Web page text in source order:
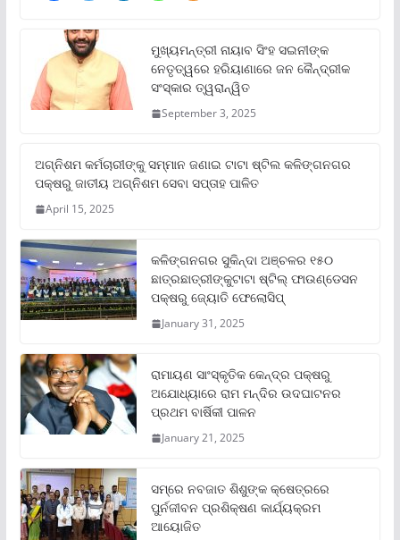
ମୁଖ୍ୟମନ୍ତ୍ରୀ ନାୟାବ ସିଂହ ସଇନୀଙ୍କ
ନେତୃତ୍ୱରେ ହରିୟାଣାରେ ଜନ କୈନ୍ଦ୍ରୀକ
ସଂସ୍କାର ତ୍ୱରାନ୍ୱିତ
September 3, 2025
ଅଗ୍ନିଶମ କର୍ମଚାରୀଙ୍କୁ ସମ୍ମାନ ଜଣାଇ ଟାଟା ଷ୍ଟିଲ କଳିଙ୍ଗନଗର
ପକ୍ଷରୁ ଜାତୀୟ ଅଗ୍ନିଶମ ସେବା ସପ୍ତାହ ପାଳିତ
April 15, 2025
କଳିଙ୍ଗନଗର ସୁକିନ୍ଦା ଅଞ୍ଚଳର ୧୫୦
ଛାତ୍ରଛାତ୍ରୀଙ୍କୁଟାଟା ଷ୍ଟିଲ୍ ଫାଉଣ୍ଡେସନ
ପକ୍ଷରୁ ଜ୍ୟୋତି ଫେଲୋସିପ୍‌
January 31, 2025
ରାମାୟଣ ସାଂସ୍କୃତିକ କେନ୍ଦ୍ର ପକ୍ଷରୁ
ଅଯୋଧ୍ୟାରେ ରାମ ମନ୍ଦିର ଉଦଘାଟନର
ପ୍ରଥମ ବାର୍ଷିକୀ ପାଳନ
January 21, 2025
ସମ୍‌ରେ ନବଜାତ ଶିଶୁଙ୍କ କ୍ଷେତ୍ରରେ
ପୁର୍ନଜୀବନ ପ୍ରଶିକ୍ଷଣ କାର୍ଯ୍ୟକ୍ରମ
ଆୟୋଜିତ